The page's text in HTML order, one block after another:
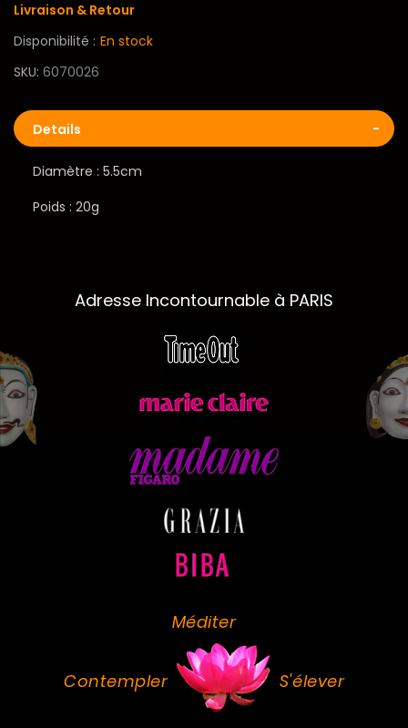
Livraison & Retour
Disponibilité : En stock
SKU 6070026
Details
Diamètre : 5.5cm
Poids : 20g
Adresse Incontournable à PARIS
Méditer
Contempler S'élever